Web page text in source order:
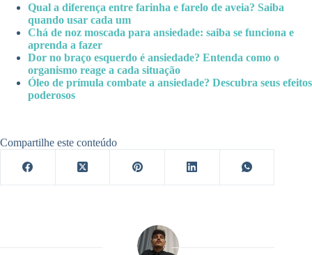
Qual a diferença entre farinha e farelo de aveia? Saiba
quando usar cada um
Chá de noz moscada para ansiedade: saiba se funciona e
aprenda a fazer
Dor no braço esquerdo é ansiedade? Entenda como o
organismo reage a cada situação
Óleo de prímula combate a ansiedade? Descubra seus efeitos
poderosos
Compartilhe este conteúdo